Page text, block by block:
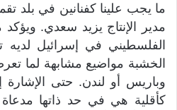
ما يجب علينا كفنانين في بلد
مدير الإنتاج يزيد سعدي.
الفلسطيني في إسرائيل
الخشبة مواضيع مشابهة لما
وباريس أو لندن. حتى الإشارة
كأقلية هي في حد ذاتها مدعاة